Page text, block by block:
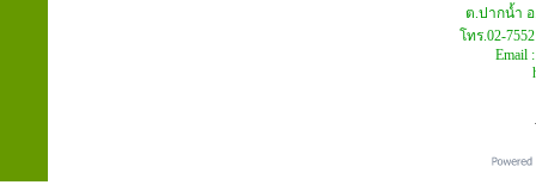
ต.ปากน้ำ อ
โทร.02-
Email